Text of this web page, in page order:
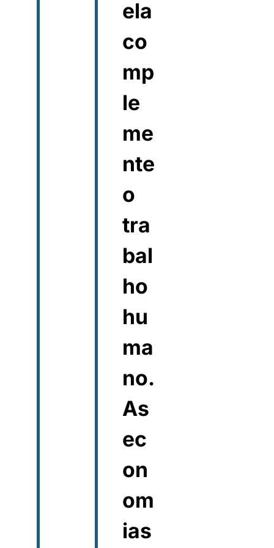
ela
co
mp
le
me
nte
o
tra
bal
ho
hu
ma
no.
As
ec
on
om
ias